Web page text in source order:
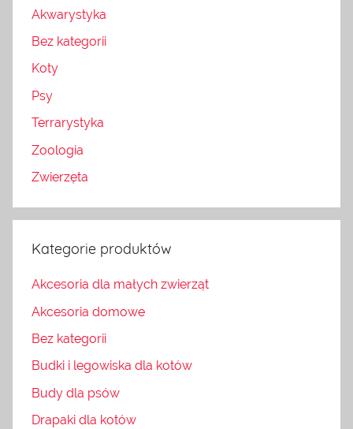
Akwarystyka
Bez kategorii
Koty
Psy
Terrarystyka
Zoologia
Zwierzęta
Kategorie produktów
Akcesoria dla małych zwierząt
Akcesoria domowe
Bez kategorii
Budki i legowiska dla kotów
Budy dla psów
Drapaki dla kotów